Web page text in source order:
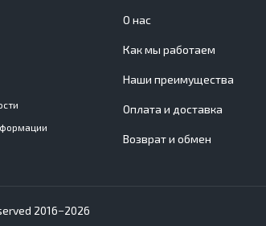
О нас
Как мы работаем
Наши преимущества
Оплата и доставка
Возврат и обмен
2016−2026